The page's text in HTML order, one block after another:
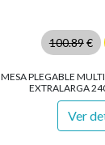
100.89€
MESA PLEGABLE
EXTRALARGA
Ver